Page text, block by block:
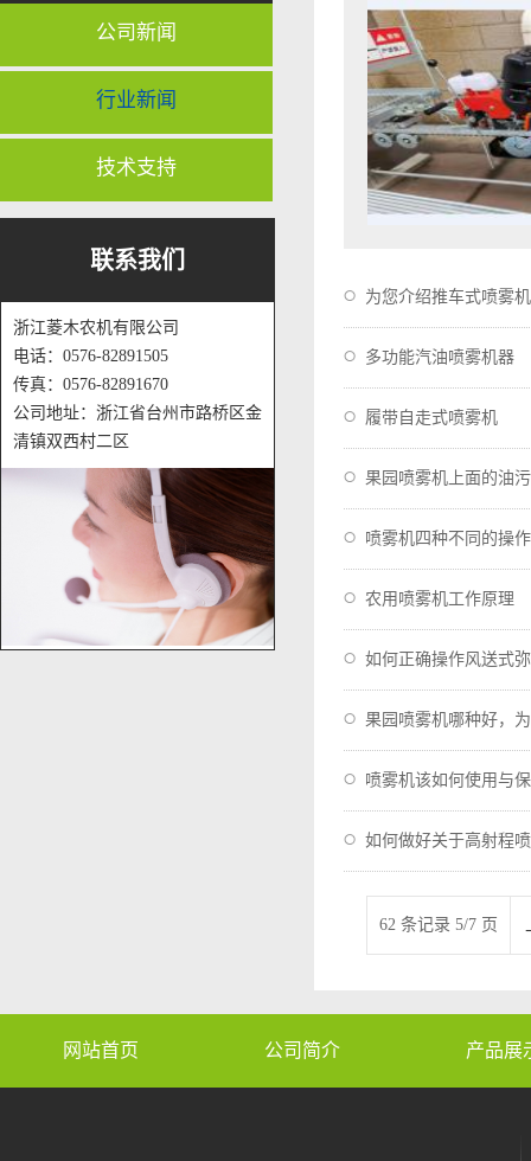
公司新闻
行业新闻
技术支持
联系我们
浙江菱木农机有限公司
电话：0576-82891505
传真：0576-82891670
公司地址：浙江省台州市路桥区金
清镇双西村二区
为您介绍推车式喷雾
多功能汽油喷雾机器
履带自走式喷雾机
果园喷雾机上面的油
喷雾机四种不同的操
农用喷雾机工作原理
如何正确操作风送式
果园喷雾机哪种好，
喷雾机该如何使用与
如何做好关于高射程
62 条记录 5/7 页
网站首页 公司简介 产品展